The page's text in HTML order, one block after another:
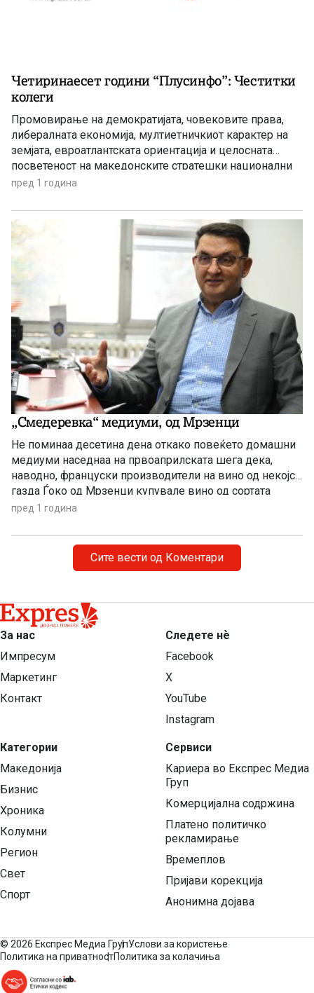
Четиринаесет години “Плусинфо”: Честитки
колеги
Промовирање на демократијата, човековите права,
либералната економија, мултиетничкиот карактер на
земјата, евроатлантската ориентација и целосната
посветеност на македонските стратешки национални
интереси беа и остануваат основи на уредувачката
365 дена и во десетици и десетици информации,
анализи, коментари, интервјуа…биле задача и цел на
екипата предводена од основачот […]
пред 1 година
„Смедеревка“ медиуми, од Мрзенци
Не поминаа десетина дена откако повеќето домашни
медиуми наседнаа на првоаприлската шега дека,
наводно, француски производители на вино од некојси
газда Ѓоко од Мрзенци купувале вино од сортата
„Смедеревка“, на што на францускиот пазар го
маржа од 10.000%! Никој не ја беше проверил веста
што ја објави српскиот […]
пред 1 година
Сите вести од Коментари
За нас
Импресум
Маркетинг
Контакт
Категории
Македонија
Бизнис
Хроника
Колумни
Регион
Свет
Спорт
Следете нѐ
Facebook
X
YouTube
Instagram
Сервиси
Кариера во Експрес Медиа
Груп
Комерцијална содржина
Платено политичко
рекламирање
Времеплов
Пријави корекција
Анонимна дојава
© 2026 Експрес Медиа ГрупУслови за користење
Политика на приватностПолитика за колачиња